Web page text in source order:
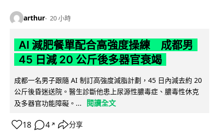
arthur 20 小時
AI 減肥餐單配合高強度操練 成都男
45 日減 20 公斤後多器官衰竭
成都一名男子跟隨 AI 制訂高強度減脂計劃，45 日內減去約 20
公斤後昏迷送院。醫生診斷他患上尿源性膿毒症、膿毒性休克
及多器官功能障礙。...
閱讀全文
18 4 ↗ 分享